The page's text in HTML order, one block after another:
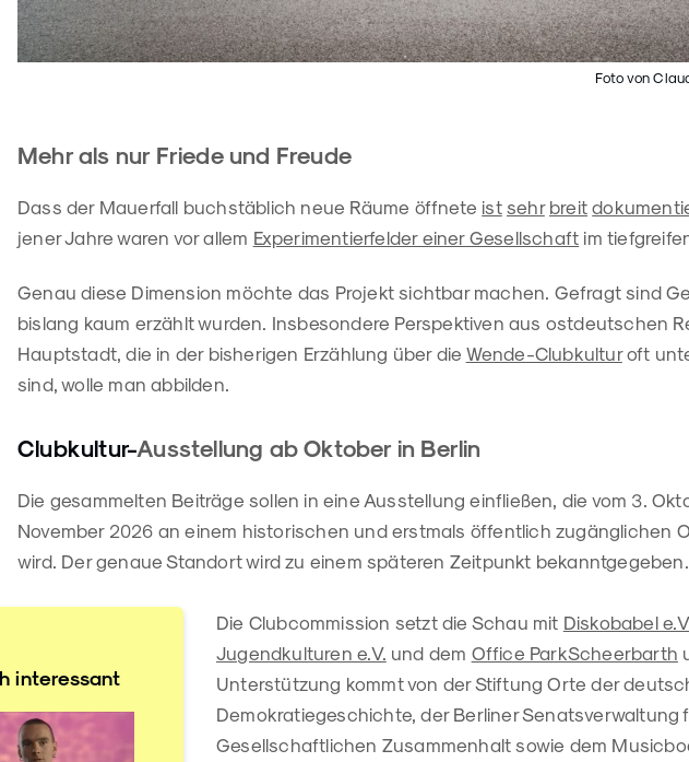
Foto von
Mehr als nur Friede und Freude
Dass der Mauerfall buchstäblich neue Räume öffnete ist sehr breit
jener Jahre waren vor allem Experimentierfelder einer Gesellschaft im
Genau diese Dimension möchte das Projekt sichtbar machen. Gefragt sind
bislang kaum erzählt wurden. Insbesondere Perspektiven aus ostdeutschen
Hauptstadt, die in der bisherigen Erzählung über die Wende-Clubkulturoft
sind, wolle man abbilden.
Clubkultur-Ausstellung ab Oktober in Berlin
Die gesammelten Beiträge sollen in eine Ausstellung einfließen, die vom 3.
November 2026 an einem historischen und erstmals öffentlich zugänglichen
wird. Der genaue Standort wird zu einem späteren Zeitpunkt bekanntgegeben.
interessant
Die Clubcommission setzt die Schau mit Diskobabel e.V.
Jugendkulturen e.V. und dem Office ParkScheerbarth
Unterstützung kommt von der Stiftung Orte der
Demokratiegeschichte, der Berliner Senatsverwaltung
Gesellschaftlichen Zusammenhalt sowie dem